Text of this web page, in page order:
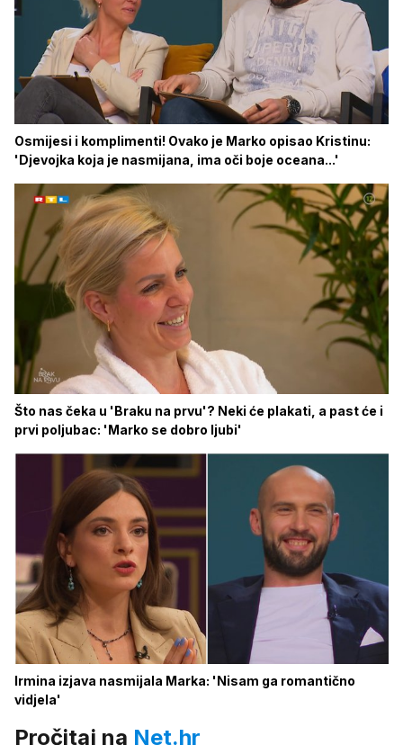
Osmijesi i komplimenti! Ovako je Marko opisao Kristinu:
'Djevojka koja je nasmijana, ima oči boje oceana...'
Što nas čeka u 'Braku na prvu'? Neki će plakati, a past će i
prvi poljubac: 'Marko se dobro ljubi'
Irmina izjava nasmijala Marka: 'Nisam ga romantično
vidjela'
Pročitaj na Net.hr